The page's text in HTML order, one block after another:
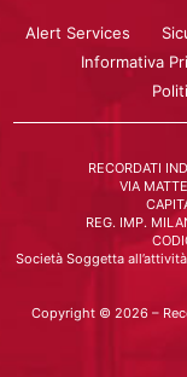
Alert Services
Informativa
RECORDATI
VIA
REG. IMP.
Società Soggetta
Copyright © 2026 –